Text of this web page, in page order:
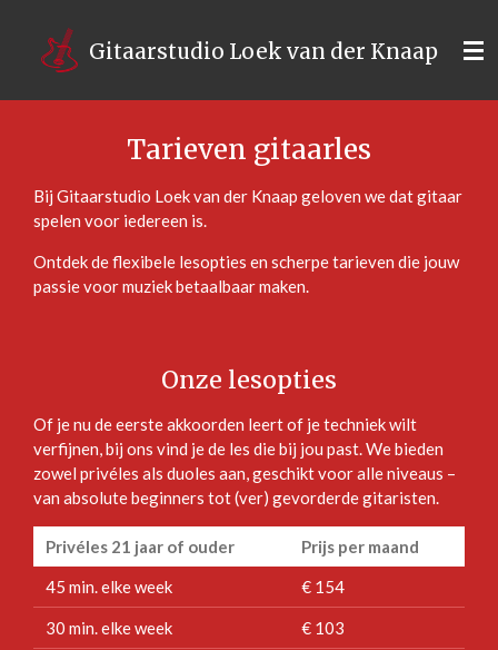
direct
naar
Gitaarstudio Loek van der Knaap
Tarieven gitaarles
Bij Gitaarstudio Loek van der Knaap geloven we dat gitaar
spelen voor iedereen is.
Ontdek de flexibele lesopties en scherpe tarieven die jouw
passie voor muziek betaalbaar maken.
Onze lesopties
Of je nu de eerste akkoorden leert of je techniek wilt
verfijnen, bij ons vind je de les die bij jou past. We bieden
zowel privéles als duoles aan, geschikt voor alle niveaus –
van absolute beginners tot (ver) gevorderde gitaristen.
Privéles 21 jaar of ouder
Prijs per maand
45 min. elke week
€ 154
30 min. elke week € 103